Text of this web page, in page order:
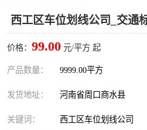
西工区车位划线公司_交通
价格： 99.00 元/平方 起
产品数量： 9999.00平方
发货地址： 河南省周口商水县
关键词： 西工区车位划线公司